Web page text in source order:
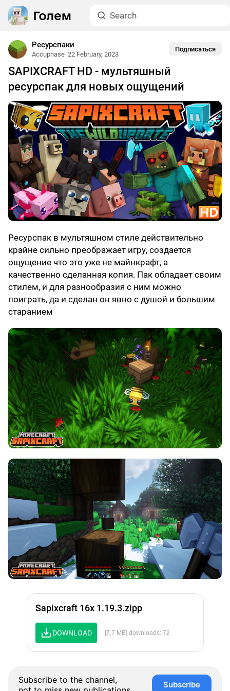
Ресурспаки
Accuphase 22 February, 2023
Подписаться
SAPIXCRAFT HD - мультяшный
ресурспак для новых ощущений
Ресурспак в мультяшном стиле действительно
крайне сильно преображает игру, создается
ощущение что это уже не майнкрафт, а
качественно сделанная копия. Пак обладает своим
стилем, и для разнообразия с ним можно
поиграть, да и сделан он явно с душой и большим
старанием
Sapixcraft 16x 1.19.3.zipp
DOWNLOAD [7,7 МБ] downloads: 72
Subscribe to the channel,
Subscribe